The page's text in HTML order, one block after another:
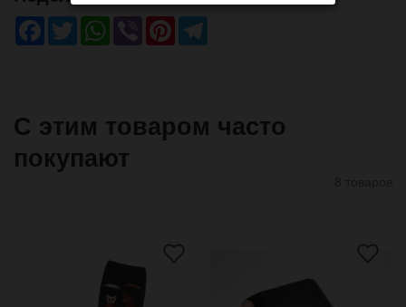
Facebook
TwitterWhatsApp
ViberPinterest
С этим товаром часто
покупают